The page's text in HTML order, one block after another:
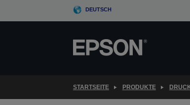
DEUTSCH
STARTSEITE PRODUKTE